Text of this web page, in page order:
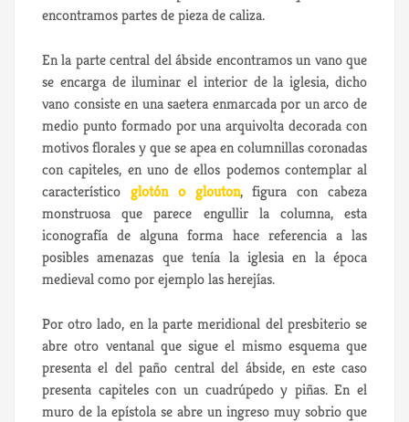
encontramos partes de pieza de caliza.
En la parte central del ábside encontramos un vano que
se encarga de iluminar el interior de la iglesia, dicho
vano consiste en una saetera enmarcada por un arco de
medio punto formado por una arquivolta decorada con
motivos florales y que se apea en columnillas coronadas
con capiteles, en uno de ellos podemos contemplar al
característico glotón o glouton, figura con cabeza
monstruosa que parece engullir la columna, esta
iconografía de alguna forma hace referencia a las
posibles amenazas que tenía la iglesia en la época
medieval como por ejemplo las herejías.
Por otro lado, en la parte meridional del presbiterio se
abre otro ventanal que sigue el mismo esquema que
presenta el del paño central del ábside, en este caso
presenta capiteles con un cuadrúpedo y piñas. En el
muro de la epístola se abre un ingreso muy sobrio que